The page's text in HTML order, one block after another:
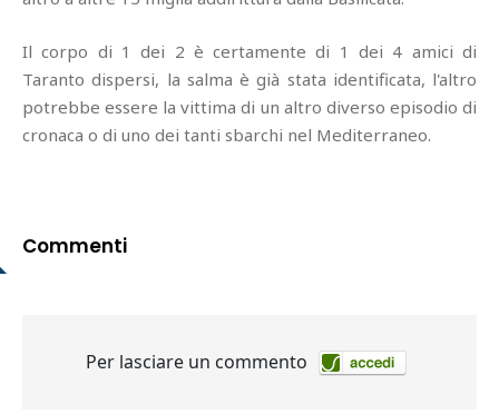
Il corpo di 1 dei 2 è certamente di 1 dei 4 amici di
Taranto dispersi, la salma è già stata identificata, l'altro
potrebbe essere la vittima di un altro diverso episodio di
cronaca o di uno dei tanti sbarchi nel Mediterraneo.
Commenti